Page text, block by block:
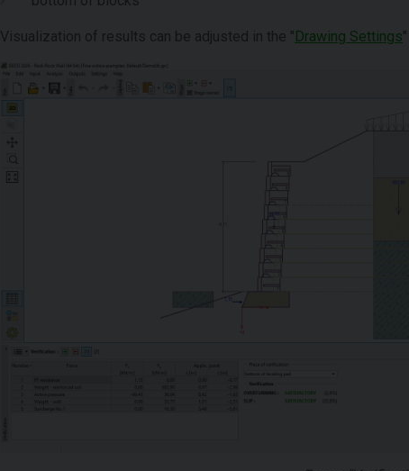
Visualization of results can be adjusted in the "Drawing Settings